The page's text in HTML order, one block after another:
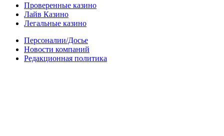
Проверенные казино
Лайв Казино
Легальные казино
Персоналии/Досье
Новости компаний
Редакционная политика